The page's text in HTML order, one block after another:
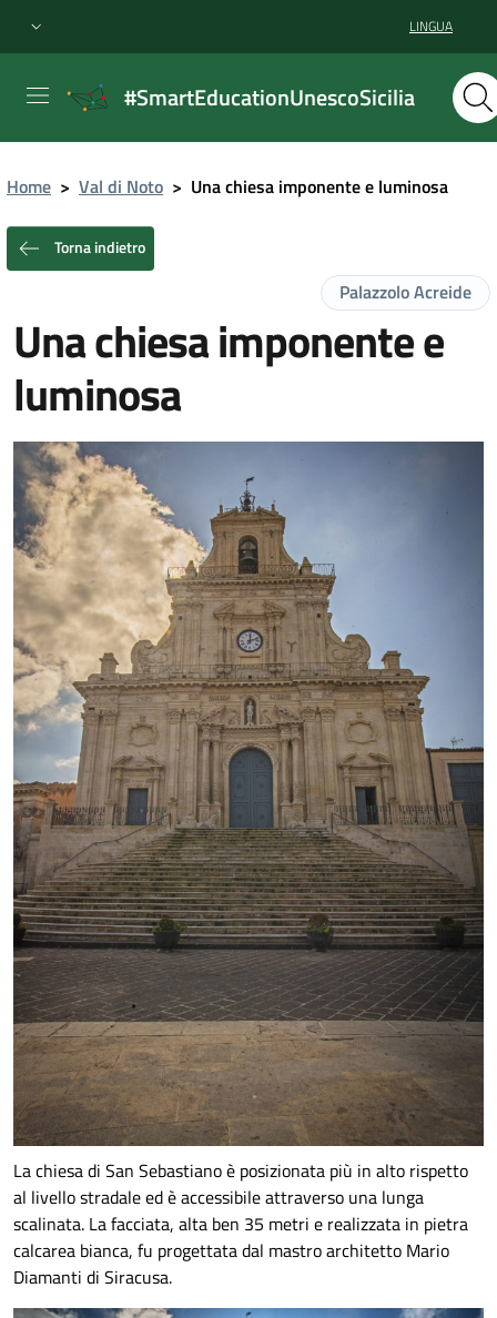
LINGUA
#SmartEducationUnescoSicilia
Home > Val di Noto > Una chiesa imponente e luminosa
Torna indietro
Palazzolo Acreide
Una chiesa imponente e
luminosa
La chiesa di San Sebastiano è posizionata più in alto rispetto
al livello stradale ed è accessibile attraverso una lunga
scalinata. La facciata, alta ben 35 metri e realizzata in pietra
calcarea bianca, fu progettata dal mastro architetto Mario
Diamanti di Siracusa.